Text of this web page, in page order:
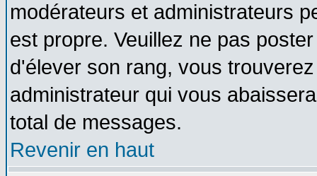
modérateurs et administrateurs
est propre. Veuillez ne pas
d'élever son rang, vous
administrateur qui vous
total de messages.
Revenir en haut